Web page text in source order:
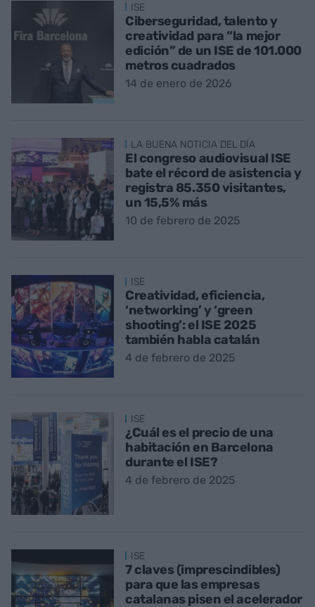
ISE
Ciberseguridad, talento y
creatividad para “la mejor
edición” de un ISE de 101.000
metros cuadrados
14 de enero de 2026
LA BUENA NOTICIA DEL DÍA
El congreso audiovisual ISE
bate el récord de asistencia y
registra 85.350 visitantes,
un 15,5% más
10 de febrero de 2025
ISE
Creatividad, eficiencia,
‘networking’ y ‘green
shooting’: el ISE 2025
también habla catalán
4 de febrero de 2025
ISE
¿Cuál es el precio de una
habitación en Barcelona
durante el ISE?
4 de febrero de 2025
ISE
7 claves (imprescindibles)
para que las empresas
catalanas pisen el acelerador